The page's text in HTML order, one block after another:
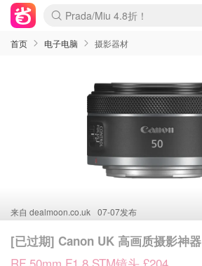
麦卢卡蜂蜜夏促！个位数！
Prada/Miu 4.8折！
啥？必胜客披萨5折！
首页 电子电脑 摄影器材
来自 dealmoon.co.uk 07-07发布
[已过期] Canon UK 高画质摄影神器